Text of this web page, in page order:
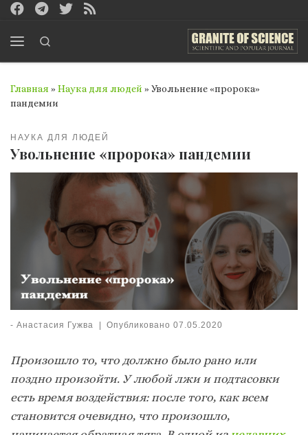
Перейти к содержимому
Главная » Наука для людей » Увольнение «пророка»
пандемии
НАУКА ДЛЯ ЛЮДЕЙ
Увольнение «пророка» пандемии
- Анастасия Гужва | Опубликовано07.05.2020
Произошло то, что должно было рано или
поздно произойти. У любой лжи и подтасовки
есть время воздействия: после того, как всем
становится очевидно, что произошло,